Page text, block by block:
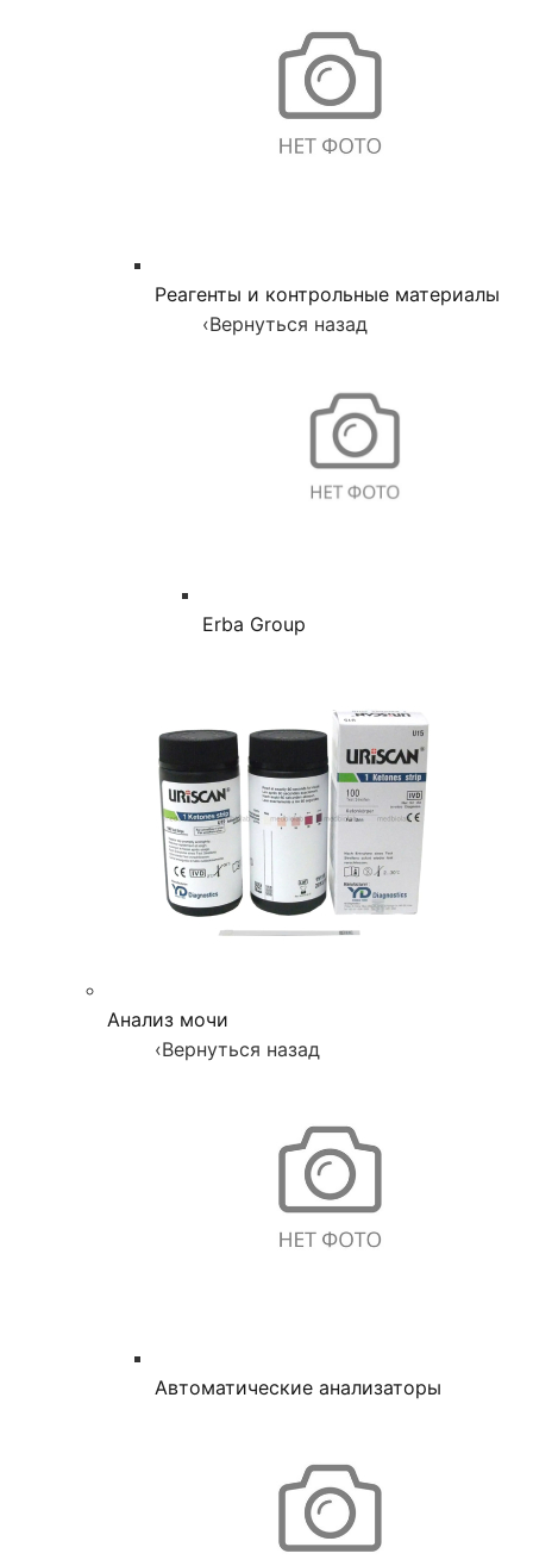
Реагенты и контрольные материалы
‹Вернуться назад
Erba Group
Анализ мочи
‹Вернуться назад
Автоматические анализаторы